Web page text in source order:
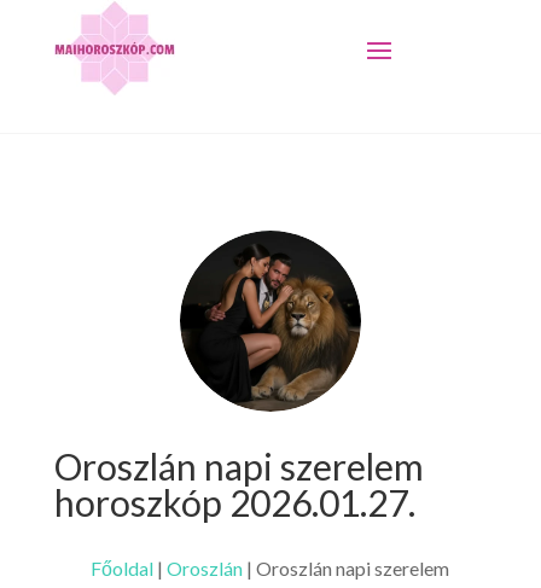
Oroszlán napi szerelem
horoszkóp 2026.01.27.
Főoldal |Oroszlán |Oroszlán napi szerelem